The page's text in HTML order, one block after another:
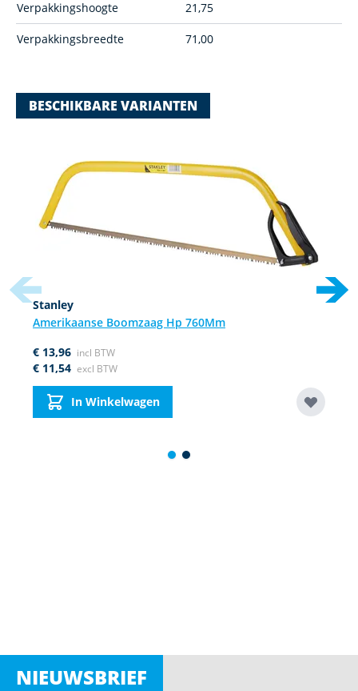
Verpakkingshoogte 21,75
Verpakkingsbreedte 71,00
BESCHIKBARE VARIANTEN
Stanley
Amerikaanse Boomzaag Hp 760Mm
€ 13,96
€ 11,54
In Winkelwagen
NIEUWSBRIEF